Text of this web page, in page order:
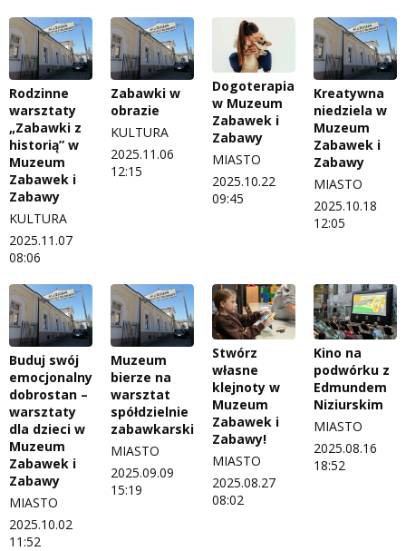
Rodzinne
warsztaty
„Zabawki z
historią” w
Muzeum
Zabawek i
Zabawy
KULTURA
2025.11.07
08:06
Zabawki w
obrazie
KULTURA
2025.11.06
12:15
Dogoterapia
w Muzeum
Zabawek i
Zabawy
MIASTO
2025.10.22
09:45
Kreatywna
niedziela w
Muzeum
Zabawek i
Zabawy
MIASTO
2025.10.18
12:05
Buduj swój
emocjonalny
dobrostan –
warsztaty
dla dzieci w
Muzeum
Zabawek i
Zabawy
MIASTO
2025.10.02
11:52
Muzeum
bierze na
warsztat
spółdzielnie
zabawkarskie
MIASTO
2025.09.09
15:19
Stwórz
własne
klejnoty w
Muzeum
Zabawek i
Zabawy!
MIASTO
2025.08.27
08:02
Kino na
podwórku z
Edmundem
Niziurskim
MIASTO
2025.08.16
18:52